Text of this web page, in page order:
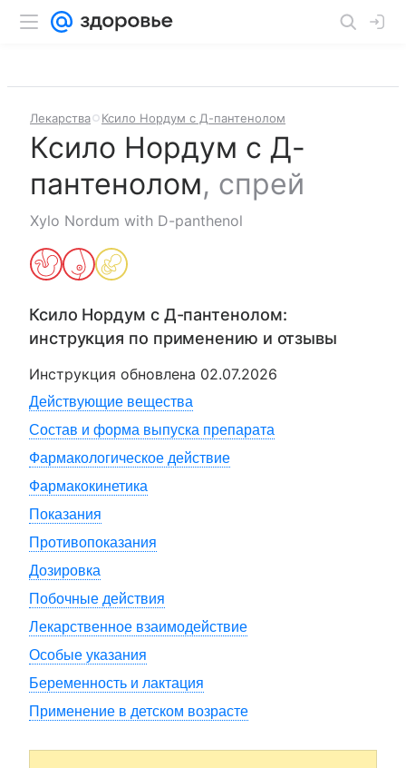
Лекарства Ксило Нордум с Д-пантенолом
Ксило Нордум с Д-
пантенолом, спрей
Xylo Nordum with D-panthenol
Ксило Нордум с Д-пантенолом:
инструкция по применению и отзывы
Инструкция обновлена 02.07.2026
Действующие вещества
Состав и форма выпуска препарата
Фармакологическое действие
Фармакокинетика
Показания
Противопоказания
Дозировка
Побочные действия
Лекарственное взаимодействие
Особые указания
Беременность и лактация
Применение в детском возрасте